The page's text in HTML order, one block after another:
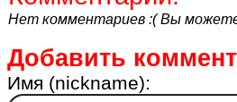
Нет комментариев :( Вы
Добавить
Имя (nickname):